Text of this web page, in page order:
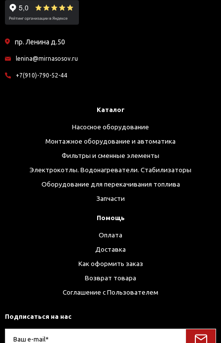
пр. Ленина д.50
lenina@mirnasosov.ru
+7(910)-790-52-44
Каталог
Насосное оборудование
Монтажное оборудование и автоматика
Фильтры и сменные элементы
Электрокотлы. Водонагреватели. Стабилизаторы
Оборудование для перекачивания топлива
Запчасти
Помощь
Оплата
Доставка
Как оформить заказ
Возврат товара
Соглашение с Пользователем
Подписаться на нас